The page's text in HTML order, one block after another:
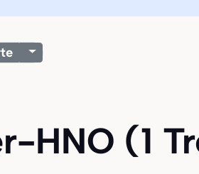
HNO (1